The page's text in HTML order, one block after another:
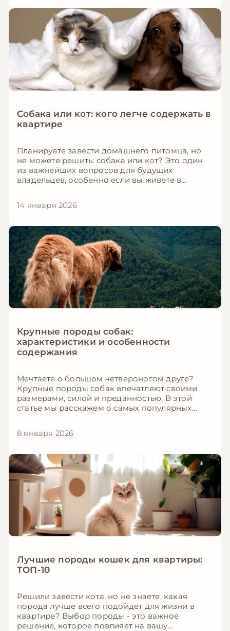
Собака или кот: кого легче содержать в
квартире
Планируете завести домашнего питомца, но
не можете решить: собака или кот? Это один
из важнейших вопросов для будущих
владельцев, особенно если вы живете в
параметрам, чтобы вы могли сделать
14 января 2026
Крупные породы собак:
характеристики и особенности
содержания
Мечтаете о большом четвероногом друге?
Крупные породы собак впечатляют своими
размерами, силой и преданностью. В этой
статье мы расскажем о самых популярных
8 января 2026
Лучшие породы кошек для квартиры:
ТОП-10
Решили завести кота, но не знаете, какая
порода лучше всего подойдет для жизни в
квартире? Выбор породы - это важное
решение, которое повлияет на вашу